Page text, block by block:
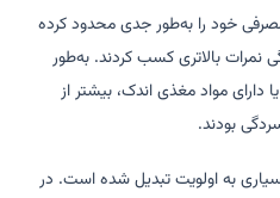
خود را به‌طور جدی محدود کرده
نمرات بالاتری کسب کردند. به‌طور
دارای مواد مغذی اندک، بیشتر از
بودند.
به اولویت تبدیل شده است. در